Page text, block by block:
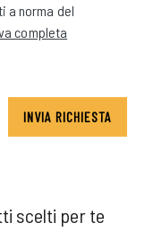
a norma del
completa
INVIA RICHIESTA
scelti per te